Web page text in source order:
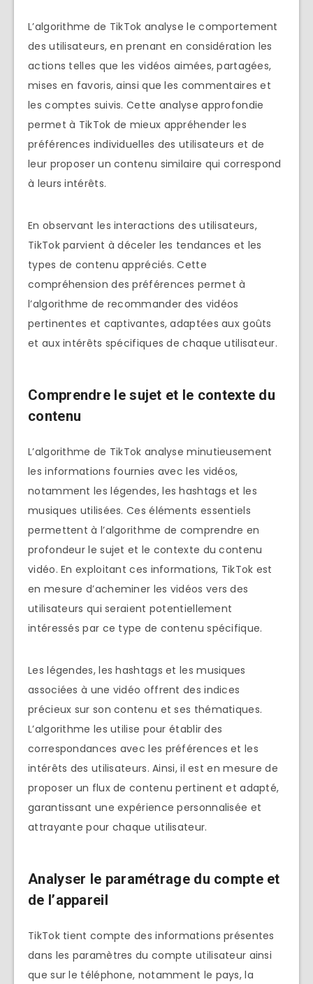
L’algorithme de TikTok analyse le comportement
des utilisateurs, en prenant en considération les
actions telles que les vidéos aimées, partagées,
mises en favoris, ainsi que les commentaires et
les comptes suivis. Cette analyse approfondie
permet à TikTok de mieux appréhender les
préférences individuelles des utilisateurs et de
leur proposer un contenu similaire qui correspond
à leurs intérêts.
En observant les interactions des utilisateurs,
TikTok parvient à déceler les tendances et les
types de contenu appréciés. Cette
compréhension des préférences permet à
l’algorithme de recommander des vidéos
pertinentes et captivantes, adaptées aux goûts
et aux intérêts spécifiques de chaque utilisateur.
Comprendre le sujet et le contexte du
contenu
L’algorithme de TikTok analyse minutieusement
les informations fournies avec les vidéos,
notamment les légendes, les hashtags et les
musiques utilisées. Ces éléments essentiels
permettent à l’algorithme de comprendre en
profondeur le sujet et le contexte du contenu
vidéo. En exploitant ces informations, TikTok est
en mesure d’acheminer les vidéos vers des
utilisateurs qui seraient potentiellement
intéressés par ce type de contenu spécifique.
Les légendes, les hashtags et les musiques
associées à une vidéo offrent des indices
précieux sur son contenu et ses thématiques.
L’algorithme les utilise pour établir des
correspondances avec les préférences et les
intérêts des utilisateurs. Ainsi, il est en mesure de
proposer un flux de contenu pertinent et adapté,
garantissant une expérience personnalisée et
attrayante pour chaque utilisateur.
Analyser le paramétrage du compte et
de l’appareil
TikTok tient compte des informations présentes
dans les paramètres du compte utilisateur ainsi
que sur le téléphone, notamment le pays, la